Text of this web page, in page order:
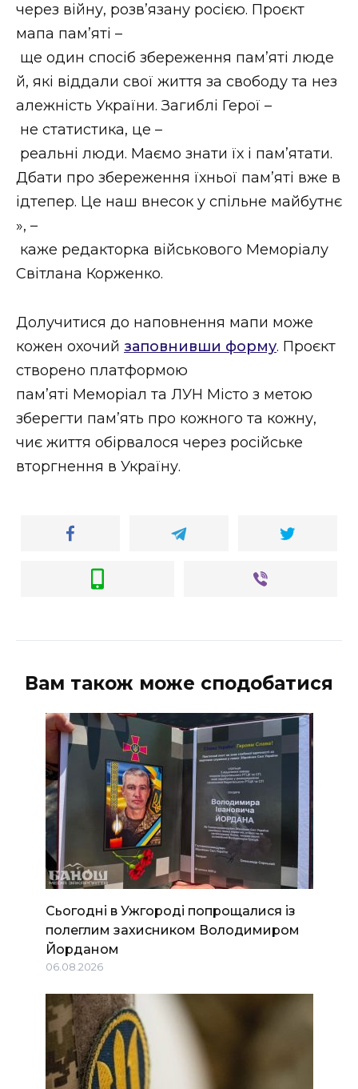
через війну, розв’язану росією. Проєкт
мапа памʼяті –
ще один спосіб збереження пам’яті люде
й, які віддали свої життя за свободу та нез
алежність України. Загиблі Герої –
не статистика, це –
реальні люди. Маємо знати їх і пам’ятати.
Дбати про збереження їхньої пам’яті вже в
ідтепер. Це наш внесок у спільне майбутнє
», –
каже редакторка військового Меморіалу
Світлана Корженко.
Долучитися до наповнення мапи може
кожен охочий заповнивши форму. Проєкт
створено платформою
памʼяті Меморіал та ЛУН Місто з метою
зберегти пам’ять про кожного та кожну,
чиє життя обірвалося через російське
вторгнення в Україну.
Вам також може сподобатися
Сьогодні в Ужгороді попрощалися із
полеглим захисником Володимиром
Йорданом
06.08.2026